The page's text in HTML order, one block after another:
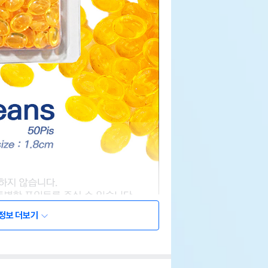
보 더보기